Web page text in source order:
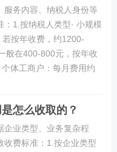
服务内容、纳税人身份等
1.按纳税人类型· 小规模
按年收费，约1200-
般在400-800元，按年收
体工商户：每月费用约
怎么收取的？
企业类型、业务复杂程
收费标准：1.按企业类型